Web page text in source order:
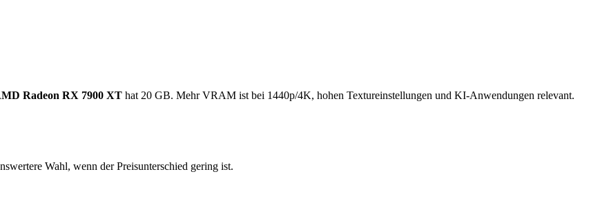
Radeon RX 7900 XT hat 20 GB. Mehr VRAM ist bei 1440p/4K, hohen Textureinstellungen und KI-Anwendungen relevant.
Wahl, wenn der Preisunterschied gering ist.